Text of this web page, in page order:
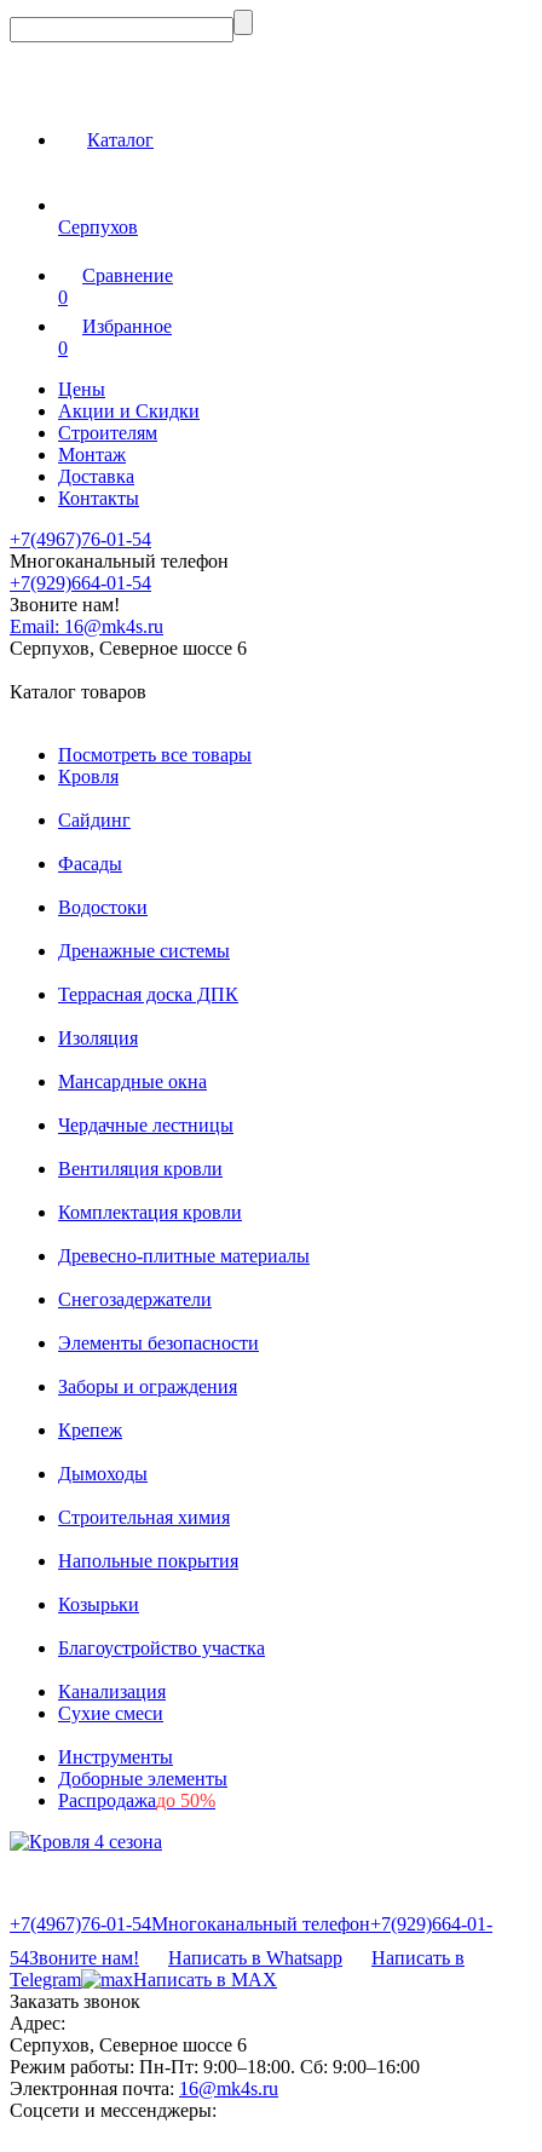
Каталог
Серпухов
Сравнение
0
Избранное
0
Цены
Акции и Скидки
Строителям
Монтаж
Доставка
Контакты
+7(4967)76-01-54
Многоканальный телефон
+7(929)664-01-54
Звоните нам!
Email: 16@mk4s.ru
Серпухов, Северное шоссе 6
Каталог товаров
Посмотреть все товары
Кровля
Сайдинг
Фасады
Водостоки
Дренажные системы
Террасная доска ДПК
Изоляция
Мансардные окна
Чердачные лестницы
Вентиляция кровли
Комплектация кровли
Древесно-плитные материалы
Снегозадержатели
Элементы безопасности
Заборы и ограждения
Крепеж
Дымоходы
Строительная химия
Напольные покрытия
Козырьки
Благоустройство участка
Канализация
Сухие смеси
Инструменты
Доборные элементы
Распродажадо 50%
+7(4967)76-01-54Многоканальный телефон+7(929)664-01-
54Звоните нам! Написать в Whatsapp
Написать в
Telegram
Написать в MAX
Заказать звонок
Адрес:
Серпухов, Северное шоссе 6
Режим работы: Пн-Пт: 9:00–18:00. Сб: 9:00–16:00
Электронная почта: 16@mk4s.ru
Соцсети и мессенджеры: